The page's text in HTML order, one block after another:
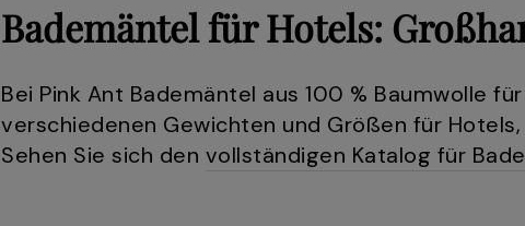
Bademäntel für Hotels:
Bei Pink Ant Bademäntel aus 100 % Baumwolle
verschiedenen Gewichten und Größen für
Sehen Sie sich den vollständigen Katalog für